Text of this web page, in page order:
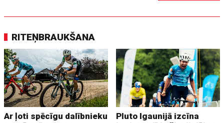
RITEŅBRAUKŠANA
Ar ļoti spēcīgu dalībnieku
Pluto Igaunijā izcīna